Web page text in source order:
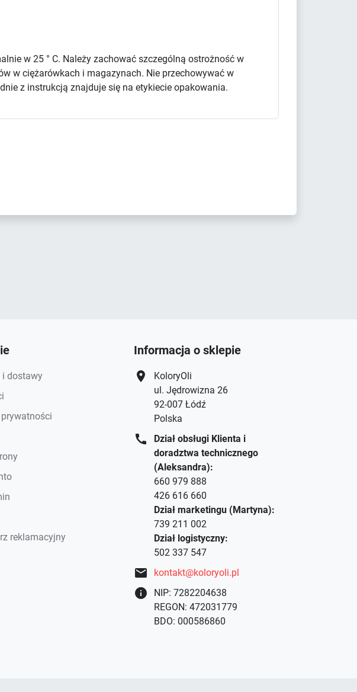
w 25 ° C. Należy zachować szczególną ostrożność w
w ciężarówkach i magazynach. Nie przechowywać w
z instrukcją znajduje się na etykiecie opakowania.
i dostawy
reklamacyjny
Informacja o sklepie
location_on
KoloryOli
ul. Jędrowizna 26
92-007 Łódź
Polska
call
Dział obsługi Klienta i
doradztwa technicznego
(Aleksandra):
660 979 888
426 616 660
Dział marketingu (Martyna):
739 211 002
Dział logistyczny:
502 337 547
mail kontakt@koloryoli.pl
info
NIP: 7282204638
REGON: 472031779
BDO: 000586860